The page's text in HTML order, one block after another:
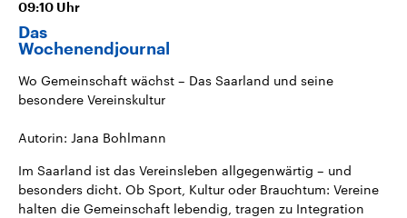
09:10 Uhr
Das
Wochenendjournal
Wo Gemeinschaft wächst – Das Saarland und seine
besondere Vereinskultur
Autorin: Jana Bohlmann
Im Saarland ist das Vereinsleben allgegenwärtig – und
besonders dicht. Ob Sport, Kultur oder Brauchtum: Vereine
halten die Gemeinschaft lebendig, tragen zu Integration